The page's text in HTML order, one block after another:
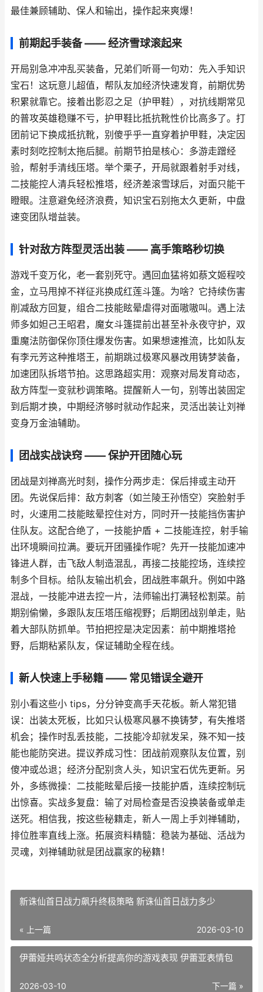
最佳兼顾辅助、保人和输出，操作起来爽爆！
前期起手装备 —— 经济雪球滚起来
开局别急冲冲乱买装备，兄弟们听哥一句劝：先入手知识
宝石！这玩意儿超值，帮队友加经济快速发育，前期优势
积累就靠它。接着出影忍之足（护甲鞋），对抗线期常见
的普攻英雄稳赚不亏，护甲鞋比抵抗靴性价比高多了。打
团前记下换成抵抗靴，别傻乎乎一直穿着护甲鞋，决定因
素时刻吃控制太拖后腿。前期节拍是核心：多游走蹭经
验，帮射手清线压塔。举个栗子，开局就跟着射手对线，
二技能控人清兵轻松推塔，经济差滚雪球后，对面只能干
瞪眼。注意避免经济浪费，知识宝石别拖太久更新，中盘
速变团队增益装。
针对敌方阵型灵活出装 —— 高手策略秒切换
游戏千变万化，老一套别死守。遇回血猛将如蔡文姬程咬
金，立马甩掉不祥征兆换成红莲斗篷。为啥？它持续伤害
削减敌方回复，组合二技能眩晕虐得对面嗷嗷叫。遇上法
师多如妲己王昭君，魔女斗篷提前出甚至补永夜守护，双
重魔法防御保你顶住爆发伤害。如果想速推流，比如队友
有李元芳这种推塔王，前期跳过极寒风暴改用铸梦装备，
加速团队拆塔节拍。这思路超实用：观察对局发育动态，
敌方阵型一变就秒调策略。提醒新人一句，别等出装固定
到后期才换，中期经济够时就动作起来，灵活出装让刘禅
变身万金油辅助。
团战实战诀窍 —— 保护开团随心玩
团战是刘禅高光时刻，操作分两步走：保后排或主动开
团。先说保后排：敌方刺客（如兰陵王孙悟空）突脸射手
时，火速用二技能眩晕控住对方，同时开一技能挡伤害护
住队友。这配合绝了，一技能护盾 + 二技能连控，射手输
出环境瞬间拉满。要玩开团骚操作呢？先开一技能加速冲
锋进人群，击飞敌人制造混乱，再接二技能控场，连续控
制多个目标。给队友输出机会，团战胜率飙升。例如中路
混战，一技能冲进去控一片，法师输出打满轻松割菜。前
期别偷懒，多跟队友压塔压缩视野；后期团战别单走，贴
着大部队防抓单。节拍把控是决定因素：前中期推塔抢
野，后期粘紧队友，保证辅助全程在线。
新人快速上手秘籍 —— 常见错误全避开
别小看这些小 tips，分分钟变高手天花板。新人常犯错
误：出装太死板，比如只认极寒风暴不换铸梦，有失推塔
机会；操作时乱丢技能，二技能冷却就发呆，殊不知一技
能也能防突进。提议养成习性：团战前观察队友位置，别
傻冲或怂退；经济分配别贪人头，知识宝石优先更新。另
外，多练微操：二技能眩晕后接一技能护盾，连续控制玩
出惊喜。实战多复盘：输了对局检查是否没换装备或单走
送死。相信我，按这些秘籍走，新人一周上手刘禅辅助，
排位胜率直线上涨。拓展资料精髓：稳装为基础、活战为
灵魂，刘禅辅助就是团战赢家的秘籍！
新诛仙首日战力飙升终极策略 新诛仙首日战力多少
« 上一篇 2026-03-10
伊蕾娅共鸣状态全分析提高你的游戏表现 伊蕾亚表情包
下一篇 »
2026-03-10